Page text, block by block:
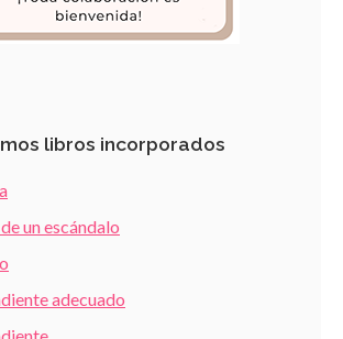
libros incorporados
un escándalo
adecuado